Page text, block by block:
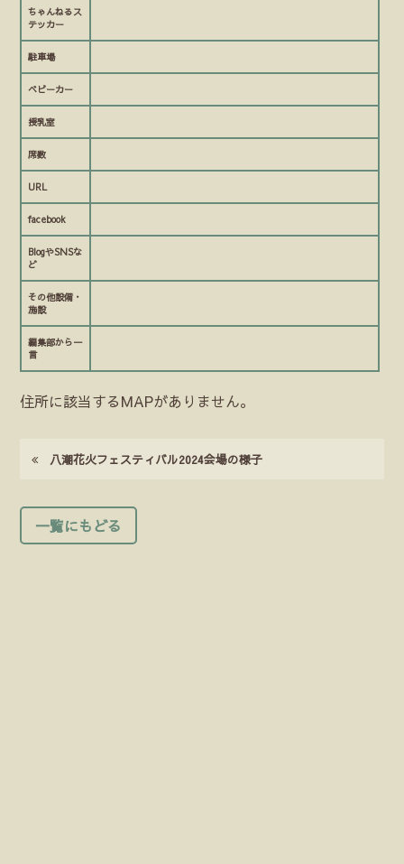
ちゃんねるス
テッカー
駐車場
ベビーカー
授乳室
席数
URL
facebook
BlogやSNSな
ど
その他設備・
施設
編集部から一
言
住所に該当するMAPがありません。
八潮花火フェスティバル2024会場の様子
一覧にもどる